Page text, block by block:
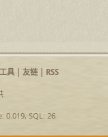
工具| 友链| RSS
0.019, SQL: 26